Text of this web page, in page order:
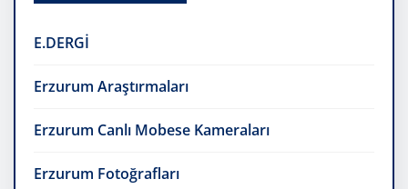
E.DERGİ
Erzurum Araştırmaları
Erzurum Canlı Mobese Kameraları
Erzurum Fotoğrafları